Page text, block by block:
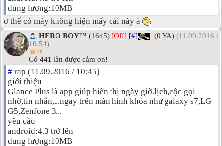
dung lượng:10MB
ơ thế có máy không hiện mấy cái này à
HERO BOY™ (1645) [Off] [#] (0 YA) (11.09.2016 /
10:54)
:v
Có 441 lần được cảm ơn!
# rap (11.09.2016 / 10:45)
giới thiệu
Glance Plus là app giúp hiển thị ngày giờ.lịch,cộc gọi
nhỡ,tin nhắn,...ngay trên màn hình khóa như galaxy s7,LG
G5,Zenfone 3...
yêu cầu
android:4.3 trở lên
dung lượng:10MB